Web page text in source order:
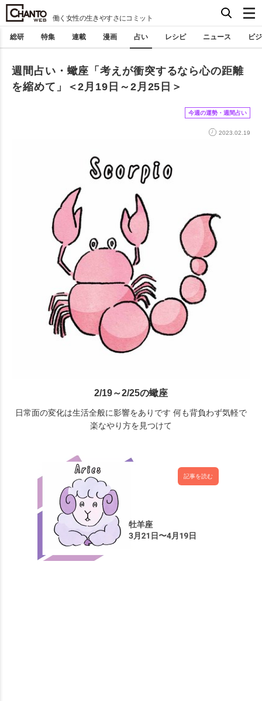
働く女性の生きやすさにコミット
総研 特集 連載 漫画 占い レシピ ニュース ビ
週間占い・蠍座「考えが衝突するなら心の距離
を縮めて」＜2月19日～2月25日＞
今週の運勢・週間占い
2023.02.19
2/19～2/25の蠍座
日常面の変化は生活全般に影響をありです 何も背負わず気軽で
楽なやり方を見つけて
記事を読む